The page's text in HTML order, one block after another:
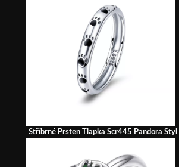
Stříbrné Prsten Tlapka Scr445 Pandora Styl